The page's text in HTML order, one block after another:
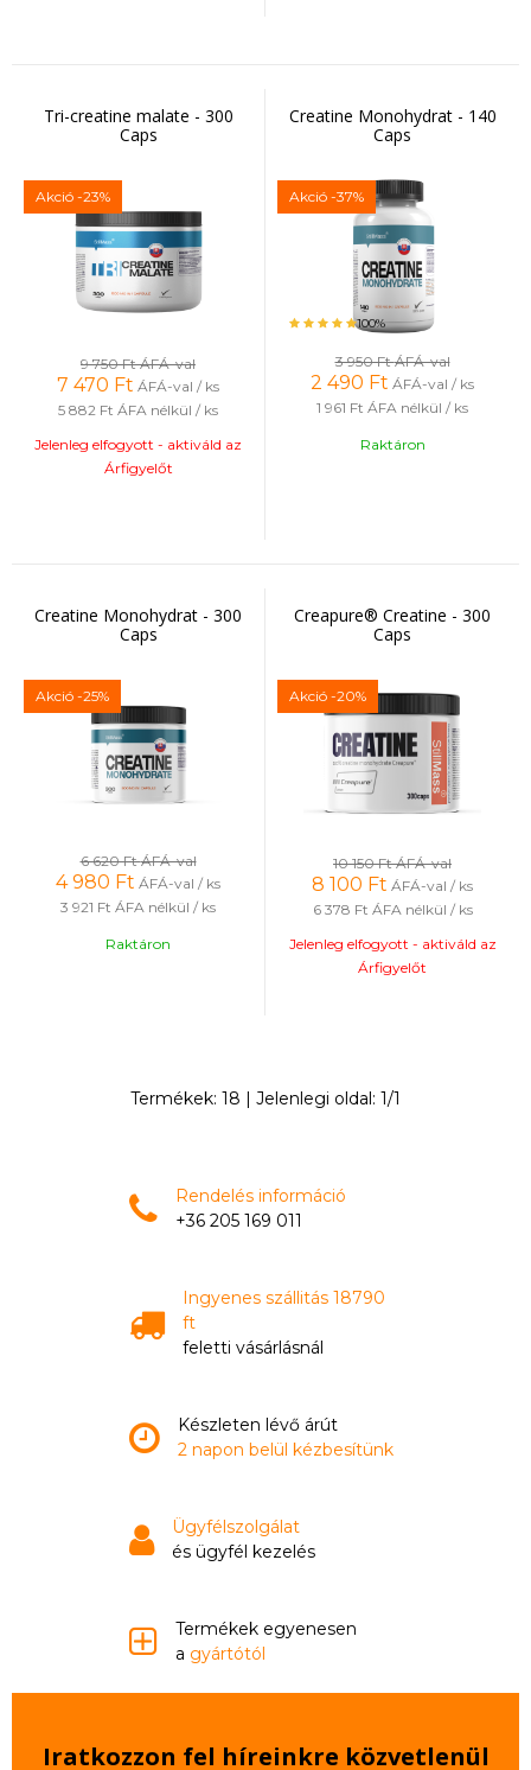
Tri-creatine malate - 300
Caps
Akció -23%
9 750 FtÁFÁ-val
7 470 Ft ÁFÁ-val / ks
5 882 Ft ÁFA nélkül / ks
Jelenleg elfogyott - aktiváld az
Árfigyelőt
Creatine Monohydrat - 140
Caps
Akció -37%
100%
3 950 FtÁFÁ-val
2 490 Ft ÁFÁ-val / ks
1 961 Ft ÁFA nélkül / ks
Raktáron
Creatine Monohydrat - 300
Caps
Akció -25%
6 620 FtÁFÁ-val
4 980 Ft ÁFÁ-val / ks
3 921 Ft ÁFA nélkül / ks
Raktáron
Creapure® Creatine - 300
Caps
Akció -20%
10 150 FtÁFÁ-val
8 100 Ft ÁFÁ-val / ks
6 378 Ft ÁFA nélkül / ks
Jelenleg elfogyott - aktiváld az
Árfigyelőt
Termékek: 18 | Jelenlegi oldal: 1/1
Rendelés információ
+36 205 169 011
Ingyenes szállitás 18790
ft
feletti vásárlásnál
Készleten lévő árút
2 napon belül kézbesítünk
Ügyfélszolgálat
és ügyfél kezelés
Termékek egyenesen
a gyártótól
Iratkozzon fel híreinkre közvetlenül